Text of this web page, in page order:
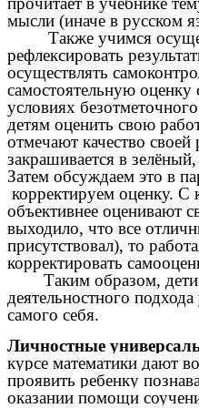
мысли (иначе в русском
Также учимся
рефлексировать
осуществлять
самостоятельную
условиях
детям оценить свою
отмечают качество
закрашивается в
Затем обсуждаем это в
корректируем оценку.
объективнее оценивают
выходило, что все
присутствовал), то
корректировать
Таким образом, дети
деятельностного
самого себя.
Личностные
курсе математики дают
проявить ребенку
оказании помощи